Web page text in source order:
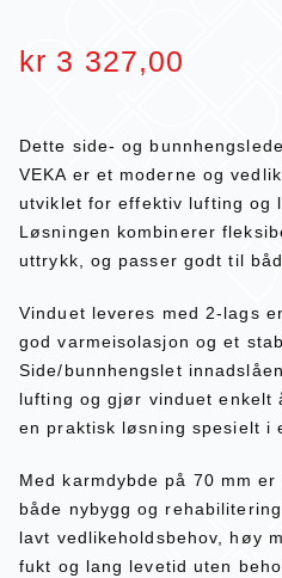
kr 3 327,00
Dette side- og
VEKA er et moderne og
utviklet for effektiv lufting og
Løsningen kombinerer
uttrykk, og passer godt til
Vinduet leveres med 2-lags
god varmeisolasjon og et
Side/bunnhengslet
lufting og gjør vinduet enkelt
en praktisk løsning spesielt i
Med karmdybde på 70 mm
både nybygg og
lavt vedlikeholdsbehov, høy
fukt og lang levetid uten